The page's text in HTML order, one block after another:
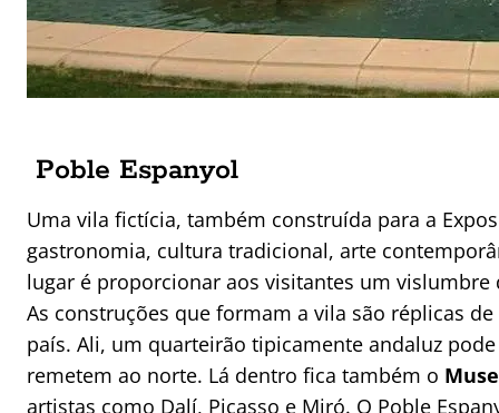
Poble Espanyol
Uma vila fictícia, também construída para a
gastronomia, cultura tradicional, arte
lugar é proporcionar aos visitantes um vislumbre
As construções que formam a vila são réplicas
país. Ali, um quarteirão tipicamente andaluz
remetem ao norte. Lá dentro fica também o
artistas como Dalí, Picasso e Miró. O Poble